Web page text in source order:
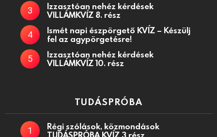
Izzasztóan nehéz kérdések
VILLÁMKVÍZ 8. rész
Ismét napi észpörgető KVÍZ – Készülj
fel az agypörgetésre!
Izzasztóan nehéz kérdések
VILLÁMKVÍZ 10. rész
TUDÁSPRÓBA
Régi szólások, közmondások
TUDÁSPRÓBA KVÍZ 3 rész